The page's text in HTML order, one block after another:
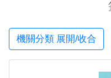
機關分類 展開/收合